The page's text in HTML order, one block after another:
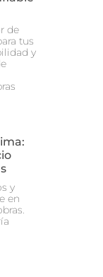
de
tus
y
y
en